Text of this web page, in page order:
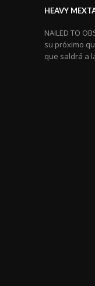
HEAVY
NAILED TO
su próximo
que saldrá a